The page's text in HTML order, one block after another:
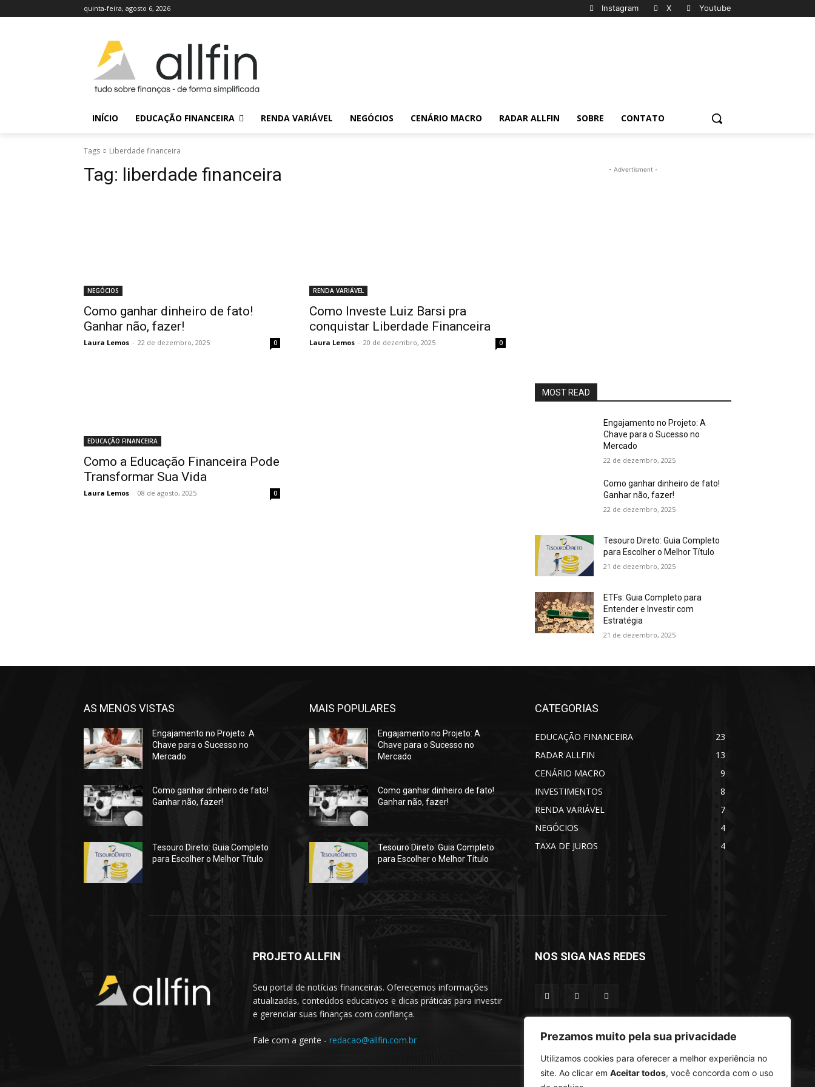
Prezamos muito pela sua privacidade
Utilizamos cookies para oferecer a melhor experiência no
site. Ao clicar em Aceitar todos, você concorda com o uso
quinta-feira, agosto 6, 2026 Instagram X Youtube
INÍCIO EDUCAÇÃO FINANCEIRA RENDA VARIÁVEL NEGÓCIOS CENÁRIO MACRO RADAR ALLFIN SOBRE CONTATO
Tags Liberdade financeira
Tag: liberdade financeira
NEGÓCIOS
Como ganhar dinheiro de fato!
Ganhar não, fazer!
Laura Lemos - 22 de dezembro, 2025 0
RENDA VARIÁVEL
Como Investe Luiz Barsi pra
conquistar Liberdade Financeira
Laura Lemos - 20 de dezembro, 2025 0
EDUCAÇÃO FINANCEIRA
Como a Educação Financeira Pode
Transformar Sua Vida
Laura Lemos - 08 de agosto, 2025 0
- Advertisment -
MOST READ
Engajamento no Projeto: A
Chave para o Sucesso no
Mercado
22 de dezembro, 2025
Como ganhar dinheiro de fato!
Ganhar não, fazer!
22 de dezembro, 2025
Tesouro Direto: Guia Completo
para Escolher o Melhor Título
21 de dezembro, 2025
ETFs: Guia Completo para
Entender e Investir com
Estratégia
21 de dezembro, 2025
AS MENOS VISTAS
Engajamento no Projeto: A
Chave para o Sucesso no
Mercado
Como ganhar dinheiro de fato!
Ganhar não, fazer!
Tesouro Direto: Guia Completo
para Escolher o Melhor Título
MAIS POPULARES
Engajamento no Projeto: A
Chave para o Sucesso no
Mercado
Como ganhar dinheiro de fato!
Ganhar não, fazer!
Tesouro Direto: Guia Completo
para Escolher o Melhor Título
CATEGORIAS
EDUCAÇÃO FINANCEIRA
23
RADAR ALLFIN
13
CENÁRIO MACRO
9
INVESTIMENTOS
8
RENDA VARIÁVEL
7
NEGÓCIOS
4
TAXA DE JUROS
4
PROJETO ALLFIN
Seu portal de notícias financeiras. Oferecemos informações
atualizadas, conteúdos educativos e dicas práticas para investir
e gerenciar suas finanças com confiança.
Fale com a gente - redacao@allfin.com.br
NOS SIGA NAS REDES